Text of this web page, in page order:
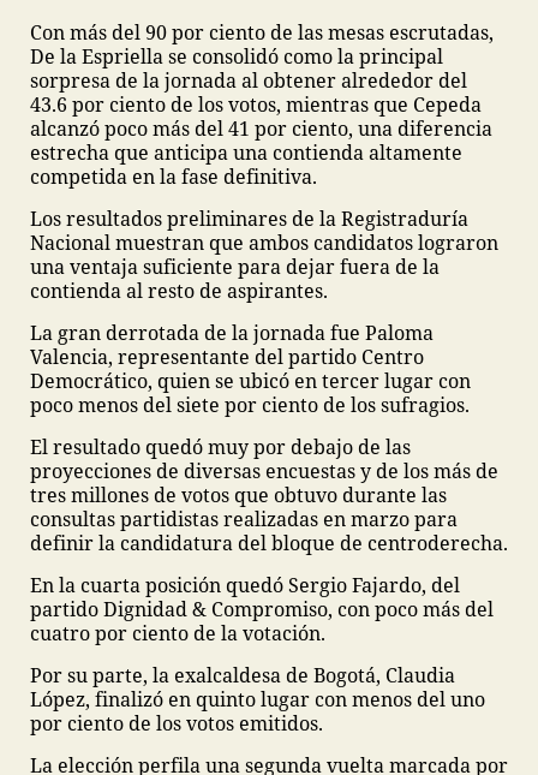
Con más del 90 por ciento de las mesas escrutadas,
De la Espriella se consolidó como la principal
sorpresa de la jornada al obtener alrededor del
43.6 por ciento de los votos, mientras que Cepeda
alcanzó poco más del 41 por ciento, una diferencia
estrecha que anticipa una contienda altamente
competida en la fase definitiva.
Los resultados preliminares de la Registraduría
Nacional muestran que ambos candidatos lograron
una ventaja suficiente para dejar fuera de la
contienda al resto de aspirantes.
La gran derrotada de la jornada fue Paloma
Valencia, representante del partido Centro
Democrático, quien se ubicó en tercer lugar con
poco menos del siete por ciento de los sufragios.
El resultado quedó muy por debajo de las
proyecciones de diversas encuestas y de los más de
tres millones de votos que obtuvo durante las
consultas partidistas realizadas en marzo para
definir la candidatura del bloque de centroderecha.
En la cuarta posición quedó Sergio Fajardo, del
partido Dignidad & Compromiso, con poco más del
cuatro por ciento de la votación.
Por su parte, la exalcaldesa de Bogotá, Claudia
López, finalizó en quinto lugar con menos del uno
por ciento de los votos emitidos.
La elección perfila una segunda vuelta marcada por